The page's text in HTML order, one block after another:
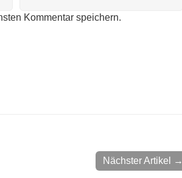
Kommentar speichern.
Nächster Artikel →